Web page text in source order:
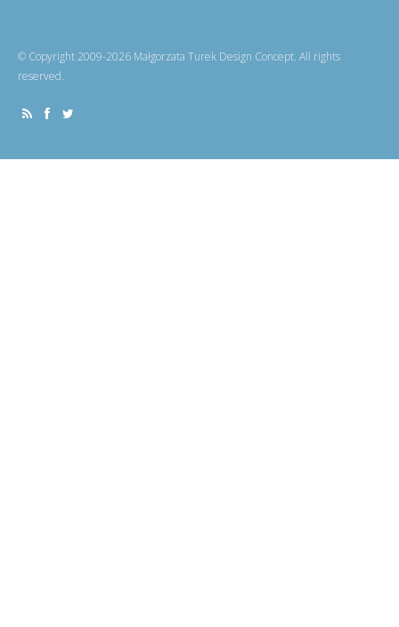
© Copyright 2009-2026 Małgorzata Turek Design Concept. All rights
reserved.